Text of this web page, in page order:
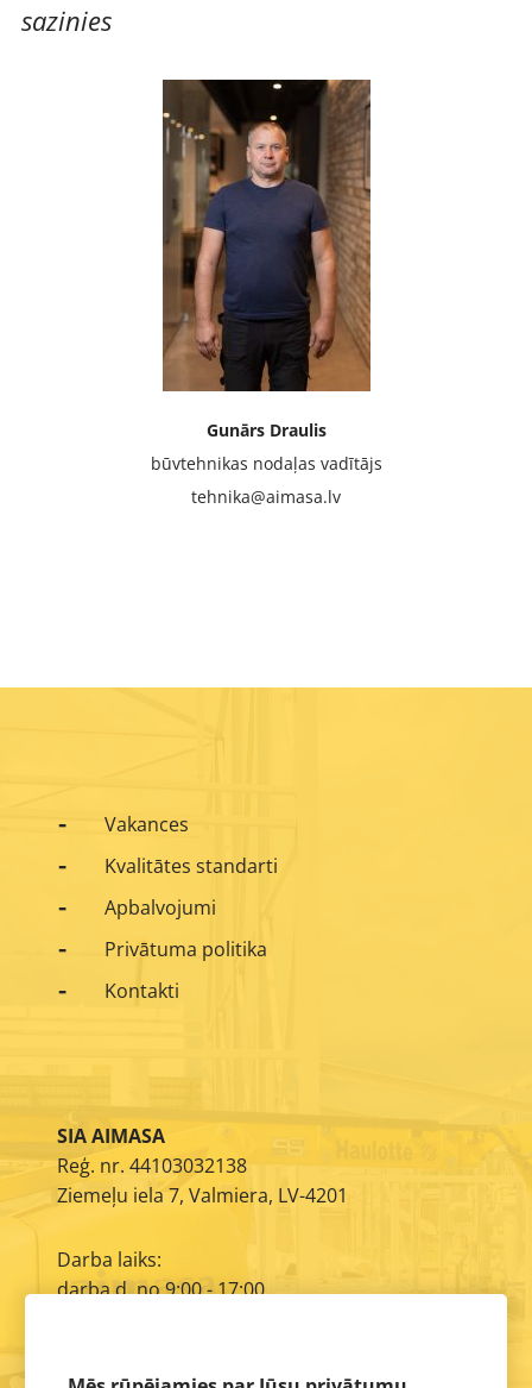
sazinies
Gunārs Draulis
būvtehnikas nodaļas vadītājs
tehnika@aimasa.lv
Vakances
Kvalitātes standarti
Apbalvojumi
Privātuma politika
Kontakti
SIA AIMASA
Reģ. nr. 44103032138
Ziemeļu iela 7, Valmiera, LV-4201
Darba laiks:
darba d. no 9:00 - 17:00